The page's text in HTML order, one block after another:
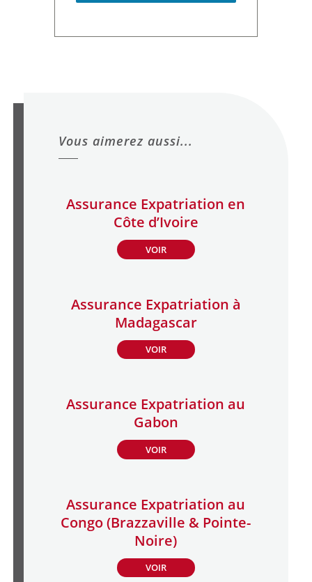
Vous aimerez aussi...
Assurance Expatriation en
Côte d’Ivoire
VOIR
Assurance Expatriation à
Madagascar
VOIR
Assurance Expatriation au
Gabon
VOIR
Assurance Expatriation au
Congo (Brazzaville & Pointe-
Noire)
VOIR